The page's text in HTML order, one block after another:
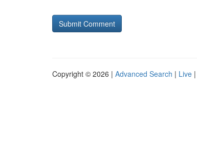
Copyright © 2026 | Advanced Search | Live |